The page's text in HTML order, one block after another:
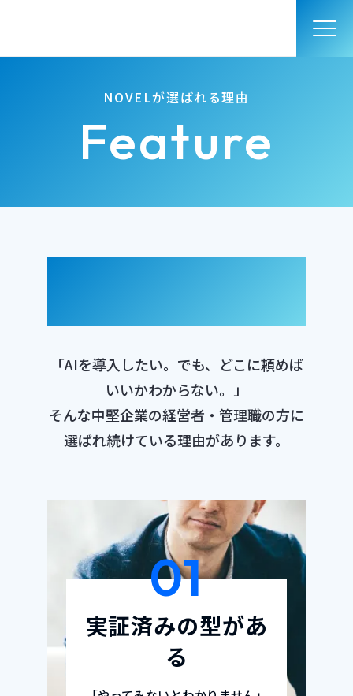
NOVELが選ばれる理由
Feature
「AIを導入したい。でも、どこに頼めば
いいかわからない。」
そんな中堅企業の経営者・管理職の方に
選ばれ続けている理由があります。
実証済みの型があ
る
01